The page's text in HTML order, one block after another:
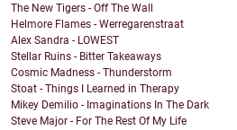
The New Tigers - Off The Wall
Helmore Flames - Werregarenstraat
Alex Sandra - LOWEST
Stellar Ruins - Bitter Takeaways
Cosmic Madness - Thunderstorm
Stoat - Things I Learned in Therapy
Mikey Demilio - Imaginations In The Dark
Steve Major - For The Rest Of My Life